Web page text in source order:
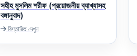
সহীহ মুসলিম শরীফ (প্রয়োজনীয় ব্যাখ্যাসহ
বঙ্গানুবাদ)
বিস্তারিত দেখুন